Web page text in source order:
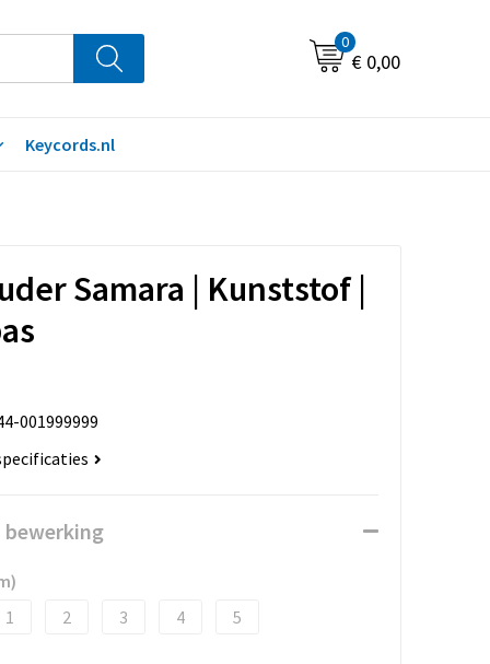
0
€ 0,00
Keycords.nl
Samara | Kunststof |
001999999
bewerking
1
2 3 4 5